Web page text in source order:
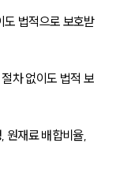
도 법적으로 보호받
차 없이도 법적 보
원재료 배합비율,